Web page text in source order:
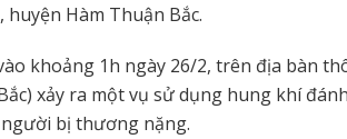
Hàm Thuận Bắc.
khoảng 1h ngày 26/2, trên địa bàn
xảy ra một vụ sử dụng hung khí
bị thương nặng.